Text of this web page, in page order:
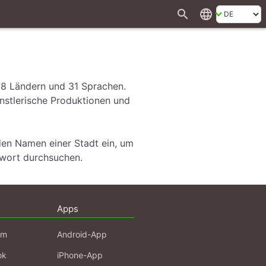
search language
Ländern und 31 Sprachen.
Produktionen und
Namen einer Stadt ein, um
durchsuchen.
Apps
Android-App
iPhone-App